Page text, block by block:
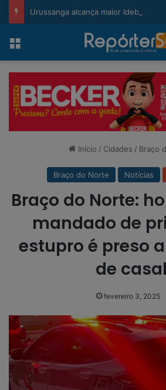
Menu
Início / Cidades / Braço
Braço do Norte Notícias
Braço do Norte:
mandado de
estupro é preso
de casal
fevereiro 3, 2025